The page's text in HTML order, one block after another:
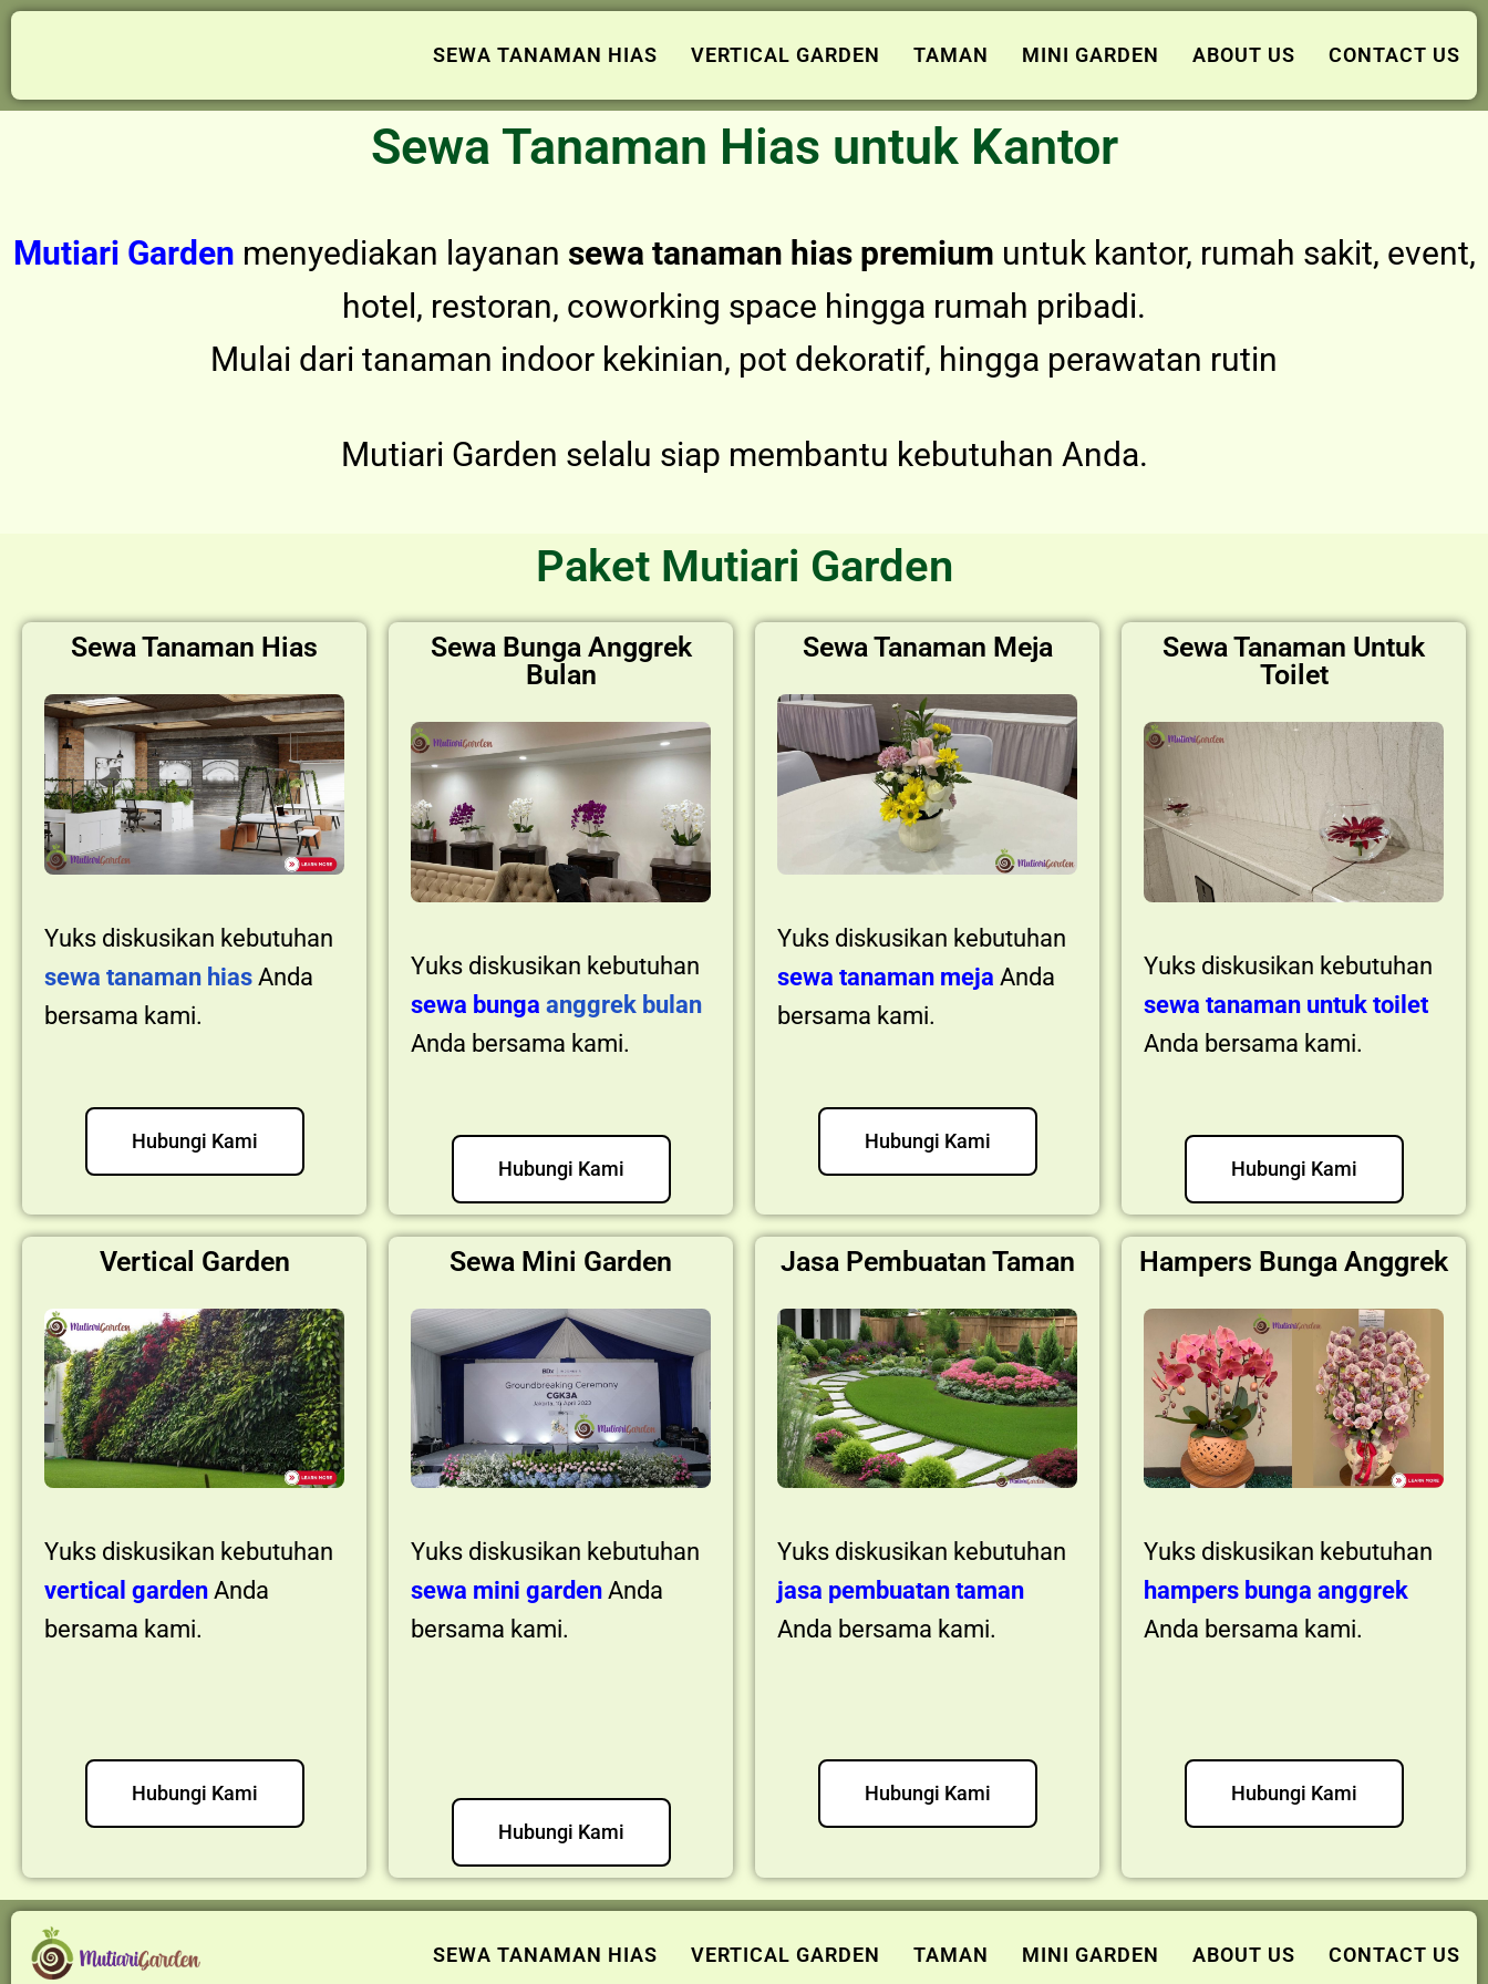
SEWA TANAMAN HIAS VERTICAL GARDEN TAMAN MINI GARDEN ABOUT US CONTACT US
Sewa Tanaman Hias untuk Kantor
Mutiari Garden menyediakan layanan sewa tanaman hias premium untuk kantor, rumah sakit, event,
hotel, restoran, coworking space hingga rumah pribadi.
Mulai dari tanaman indoor kekinian, pot dekoratif, hingga perawatan rutin
Mutiari Garden selalu siap membantu kebutuhan Anda.
Paket Mutiari Garden
Sewa Tanaman Hias
Yuks diskusikan kebutuhan
sewa tanaman hias Anda
bersama kami.
Hubungi Kami
Sewa Bunga Anggrek
Bulan
Yuks diskusikan kebutuhan
sewa bunga anggrek bulan
Anda bersama kami.
Hubungi Kami
Sewa Tanaman Meja
Yuks diskusikan kebutuhan
sewa tanaman meja Anda
bersama kami.
Hubungi Kami
Sewa Tanaman Untuk
Toilet
Yuks diskusikan kebutuhan
sewa tanaman untuk toilet
Anda bersama kami.
Hubungi Kami
Vertical Garden
Yuks diskusikan kebutuhan
vertical garden Anda
bersama kami.
Hubungi Kami
Sewa Mini Garden
Yuks diskusikan kebutuhan
sewa mini garden Anda
bersama kami.
Hubungi Kami
Jasa Pembuatan Taman
Yuks diskusikan kebutuhan
jasa pembuatan taman
Anda bersama kami.
Hubungi Kami
Hampers Bunga Anggrek
Yuks diskusikan kebutuhan
hampers bunga anggrek
Anda bersama kami.
Hubungi Kami
SEWA TANAMAN HIAS VERTICAL GARDEN TAMAN MINI GARDEN ABOUT US CONTACT US